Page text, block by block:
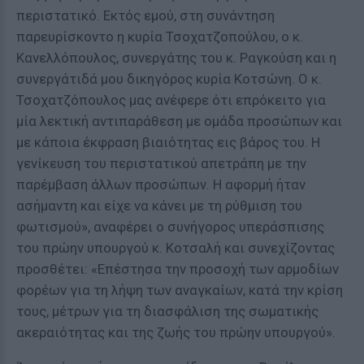
περιστατικό. Εκτός εμού, στη συνάντηση
παρευρίσκοντο η κυρία Τσοχατζοπούλου, ο κ.
Κανελλόπουλος, συνεργάτης του κ. Ραγκούση και η
συνεργάτιδά μου δικηγόρος κυρία Κοτσώνη. Ο κ.
Τσοχατζόπουλος μας ανέφερε ότι επρόκειτο για
μία λεκτική αντιπαράθεση με ομάδα προσώπων και
με κάποια έκφραση βιαιότητας εις βάρος του. Η
γενίκευση του περιστατικού απετράπη με την
παρέμβαση άλλων προσώπων. Η αφορμή ήταν
ασήμαντη και είχε να κάνει με τη ρύθμιση του
φωτισμού», αναφέρει ο συνήγορος υπεράσπισης
του πρώην υπουργού κ. Κοτσαλή και συνεχίζοντας
προσθέτει: «Επέστησα την προσοχή των αρμοδίων
φορέων για τη λήψη των αναγκαίων, κατά την κρίση
τους, μέτρων για τη διασφάλιση της σωματικής
ακεραιότητας και της ζωής του πρώην υπουργού».